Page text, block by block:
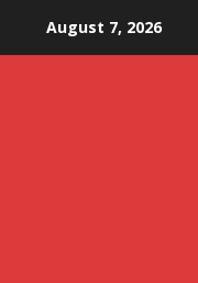
August 7, 2026